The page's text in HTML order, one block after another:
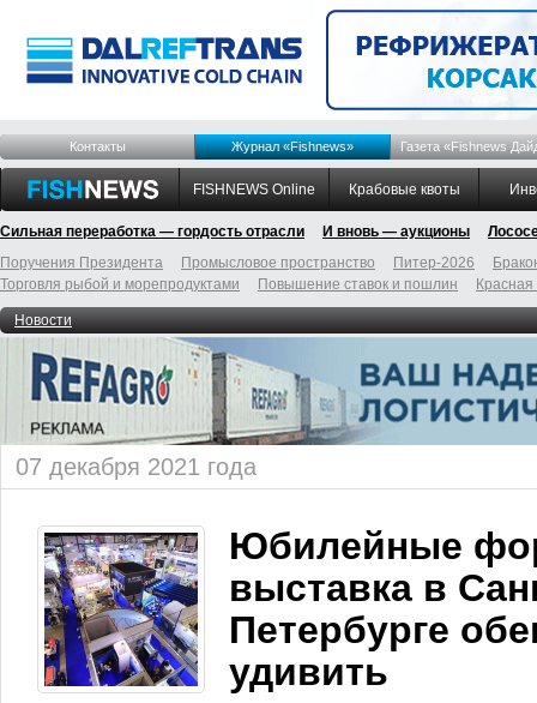
Контакты Журнал «Fishnews» Газета «Fishnews
FISHNEWS Online Крабовые квоты
Сильная переработка — гордость отрасли И вновь — аукционы
Поручения Президента
Промысловое пространство Питер-2026
Торговля рыбой и морепродуктами
Повышение ставок и пошлин
Новости
07 декабря 2021 года
Юбилейные
выставка в
Петербурге
удивить